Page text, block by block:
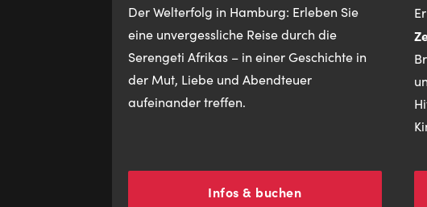
Der Welterfolg in Hamburg: Erleben Sie
eine unvergessliche Reise durch die
Serengeti Afrikas – in einer Geschichte in
der Mut, Liebe und Abendteuer
aufeinander treffen.
Infos & buchen